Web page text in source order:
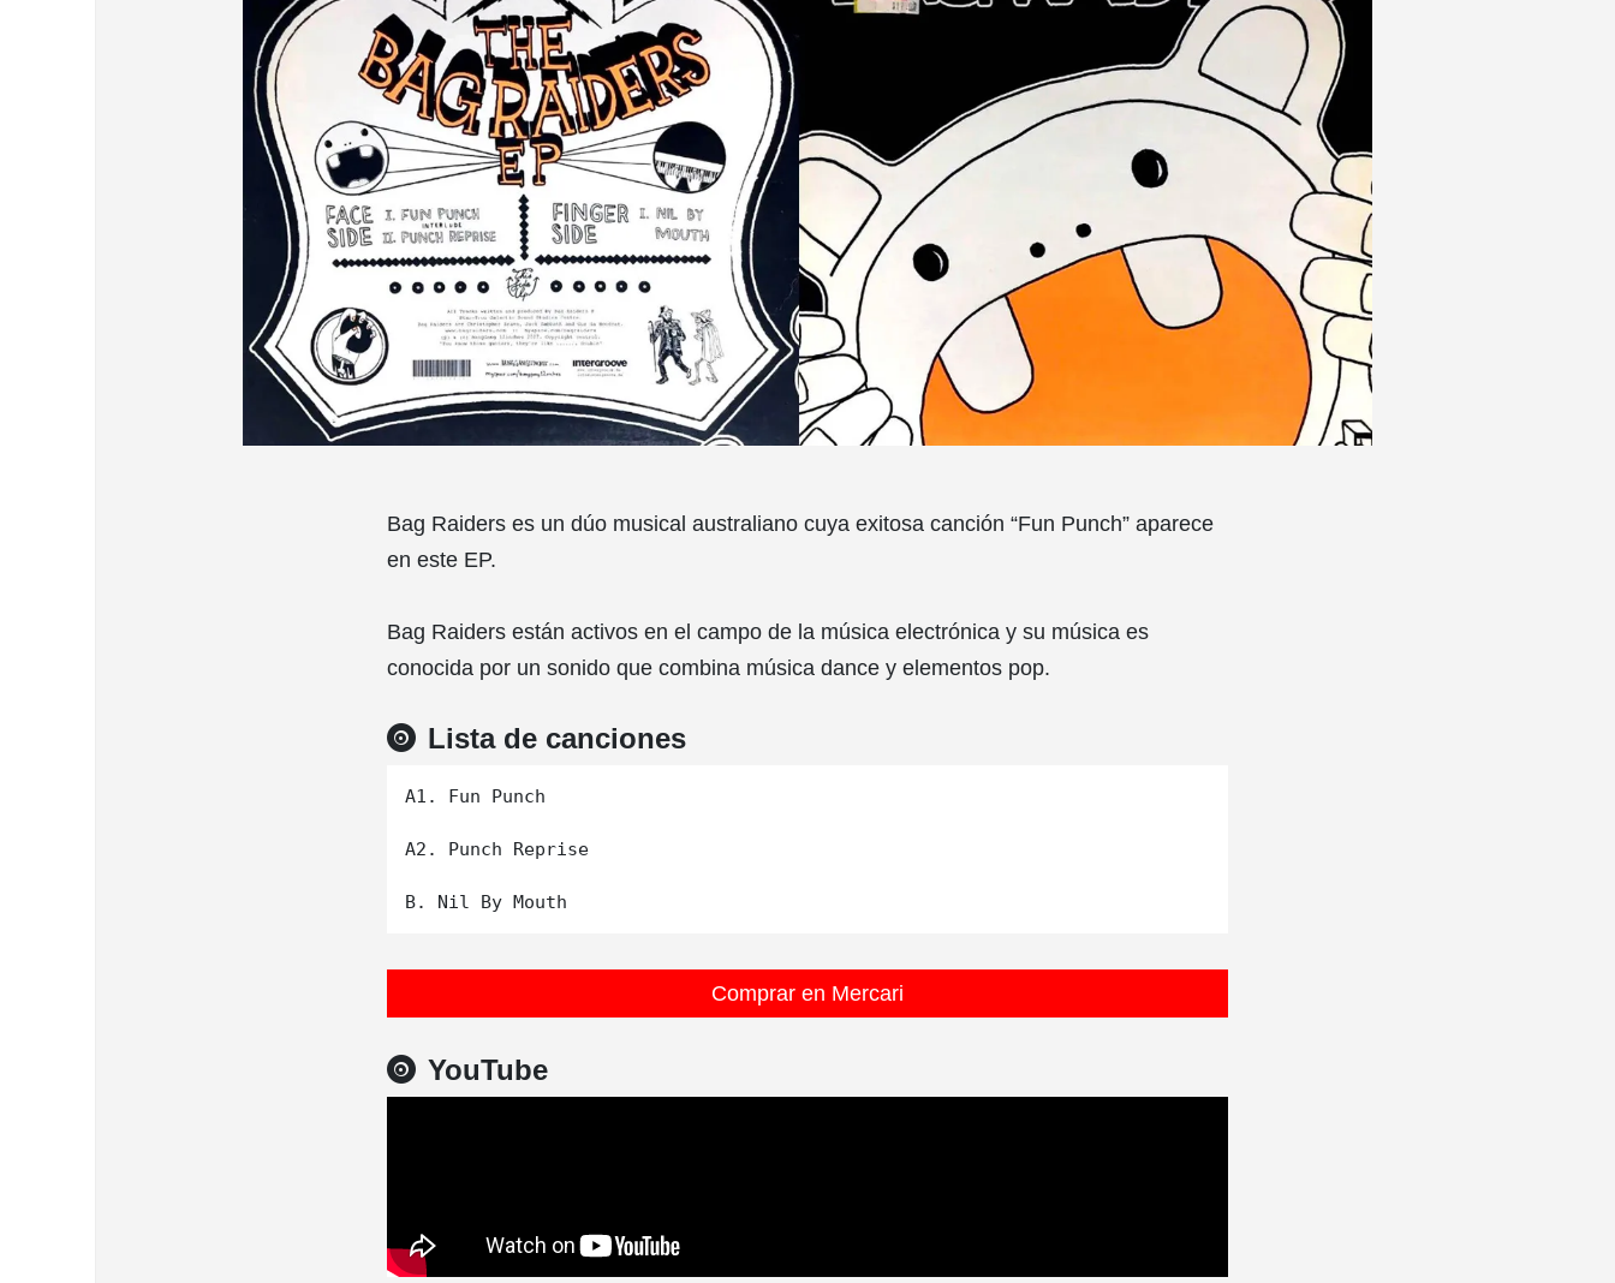
Bag Raiders es un dúo musical australiano cuya exitosa canción “Fun Punch” aparece
en este EP.
Bag Raiders están activos en el campo de la música electrónica y su música es
conocida por un sonido que combina música dance y elementos pop.
Lista de canciones
A1. Fun Punch
A2. Punch Reprise
Comprar en Mercari
YouTube